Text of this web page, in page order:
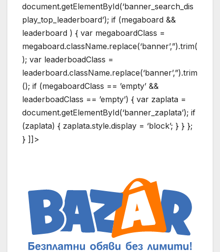
document.getElementById(‘banner_search_dis
play_top_leaderboard’); if (megaboard &&
leaderboard ) { var megaboardClass =
megaboard.className.replace(‘banner’,”).trim(
); var leaderboadClass =
leaderboard.className.replace(‘banner’,”).trim
(); if (megaboardClass == ’empty’ &&
leaderboadClass == ’empty’) { var zaplata =
document.getElementById(‘banner_zaplata’); if
(zaplata) { zaplata.style.display = ‘block’; } } };
} ]]>